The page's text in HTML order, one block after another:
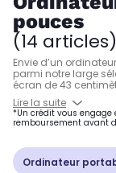
pouces
(14 articles)
Envie d’un
parmi notre large
écran de 43
destiné à
leaders du marché
vous êtes un gamer,
17 pouces
Lire la suite
*Un crédit vous engage
remboursement avant
Ordinateur